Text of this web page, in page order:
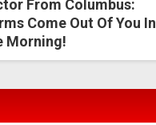
From Columbus:
Come Out Of You In
Morning!